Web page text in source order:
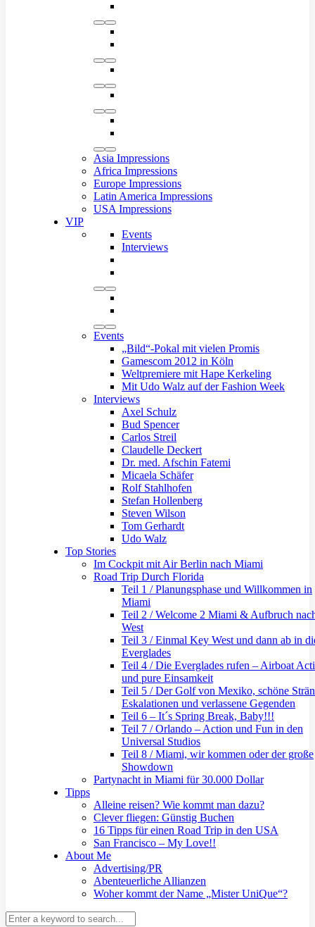
Asia Impressions
Africa Impressions
Europe Impressions
Latin America Impressions
USA Impressions
VIP
Events
Interviews
Events
„Bild“-Pokal mit vielen Promis
Gamescom 2012 in Köln
Weltpremiere mit Hape Kerkeling
Mit Udo Walz auf der Fashion Week
Interviews
Axel Schulz
Bud Spencer
Carlos Streil
Claudelle Deckert
Dr. med. Afschin Fatemi
Micaela Schäfer
Rolf Stahlhofen
Stefan Hollenberg
Steven Wilson
Tom Gerhardt
Udo Walz
Top Stories
Im Cockpit mit Air Berlin nach Miami
Road Trip Durch Florida
Teil 1 / Planungsphase und Willkommen in
Miami
Teil 2 / Welcome 2 Miami & Aufbruch
West
Teil 3 / Einmal Key West und dann ab in
Everglades
Teil 4 / Die Everglades rufen – Airboat
und pure Einsamkeit
Teil 5 / Der Golf von Mexiko, schöne
Eskalationen und verlassene Gegenden
Teil 6 – It´s Spring Break, Baby!!!
Teil 7 / Orlando – Action und Fun in den
Universal Studios
Teil 8 / Miami, wir kommen oder der große
Showdown
Partynacht in Miami für 30.000 Dollar
Tipps
Alleine reisen? Wie kommt man dazu?
Clever fliegen: Günstig Buchen
16 Tipps für einen Road Trip in den USA
San Francisco – My Love!!
About Me
Advertising/PR
Abenteuerliche Allianzen
Woher kommt der Name „Mister UniQue“?